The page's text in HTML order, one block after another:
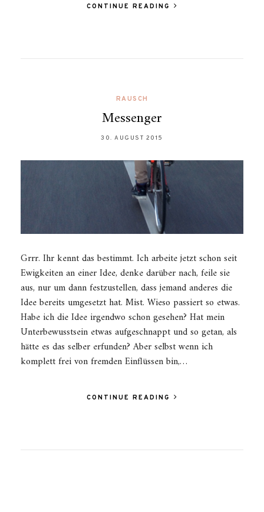
CONTINUE READING
RAUSCH
Messenger
30. AUGUST 2015
Grrr. Ihr kennt das bestimmt. Ich arbeite jetzt schon seit
Ewigkeiten an einer Idee, denke darüber nach, feile sie
aus, nur um dann festzustellen, dass jemand anderes die
Idee bereits umgesetzt hat. Mist. Wieso passiert so etwas.
Habe ich die Idee irgendwo schon gesehen? Hat mein
Unterbewusstsein etwas aufgeschnappt und so getan, als
hätte es das selber erfunden? Aber selbst wenn ich
komplett frei von fremden Einflüssen bin,…
CONTINUE READING